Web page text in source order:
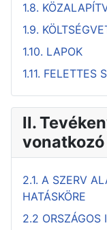
1.8.
1.9.
1.10. LAPOK
1.11. FELETTES
II.
2.1. A SZERV
HATÁSKÖRE
2.2 ORSZÁGOS